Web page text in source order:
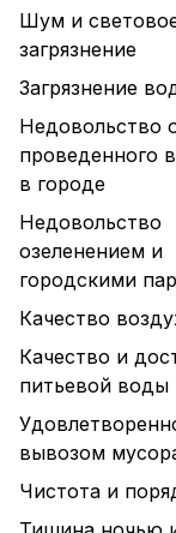
Шум и
загрязнение
Загрязнение
Недовольство
проведенного
в городе
Недовольство
озеленением и
городскими
Качество
Качество и
питьевой воды
вывозом
Чистота и